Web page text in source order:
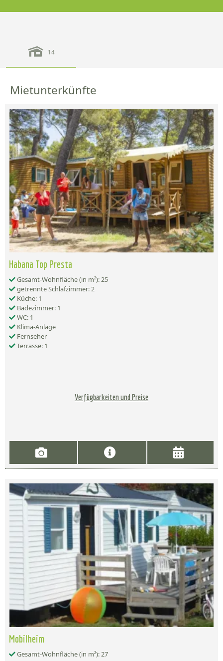
14
Mietunterkünfte
Habana Top Presta
Gesamt-Wohnfläche (in m²): 25
getrennte Schlafzimmer: 2
Küche: 1
Badezimmer: 1
WC: 1
Klima-Anlage
Fernseher
Terrasse: 1
Verfügbarkeiten und Preise
Mobilheim
Gesamt-Wohnfläche (in m²): 27